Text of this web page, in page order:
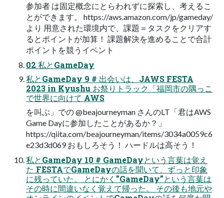
参加者 は固定概念にとらわれずに探索し、考えるこ
とができます。 https://aws.amazon.com/jp/gameday/
より ⽤意された環境内で、課題＝タスクをクリアす
るとポイントが加算！ 課題解決を進めることで合計
ポイントを競うイベント
02 私とGameDay
私とGameDay 9 # 出会いは、JAWS FESTA
2023 in Kyushu お祭りトラック「福岡市の隅っこ
で世界に向けて AWS
を叫ぶ」での @beajourneyman さんのLT「君はAWS
Game Dayに参加したことがあるか？」
https://qiita.com/beajourneyman/items/3034a0059c6
e23d3d069 おもしろそう！ ハードルは⾼そう！
私とGameDay 10 # GameDayという⾔葉は覚え
た FESTAでGameDayの話を聞いて、ずっと印象
に残っていた。 とにかく”GameDay”という⾔葉は
その時に間違いなく覚えて帰った。 その後も地元や